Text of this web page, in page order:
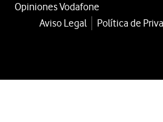
Opiniones Vodafone
Aviso Legal Política de